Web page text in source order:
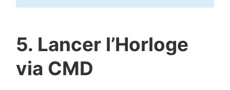
5. Lancer l’Horloge
via CMD